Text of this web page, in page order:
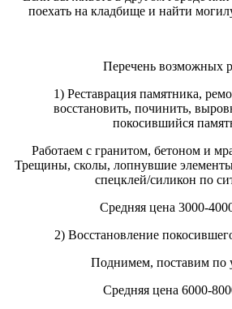
поехать на кладбище и найти
Перечень возможных
1) Реставрация памятника,
восстановить, починить,
покосившийся
Работаем с гранитом, бетоном и
Трещины, сколы, лопнувшие
спецклей/силикон по
Средняя цена 3000-
2) Восстановление
Поднимем, поставим по
Средняя цена 6000-